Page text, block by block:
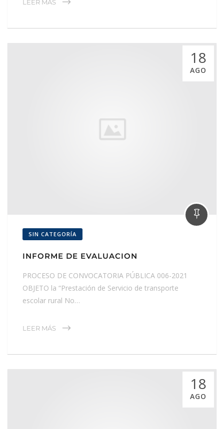
LEER MÁS
18
AGO
SIN CATEGORÍA
INFORME DE EVALUACION
PROCESO DE CONVOCATORIA PÚBLICA 006-2021
OBJETO la “Prestación de Servicio de transporte
escolar rural No…
LEER MÁS
18
AGO